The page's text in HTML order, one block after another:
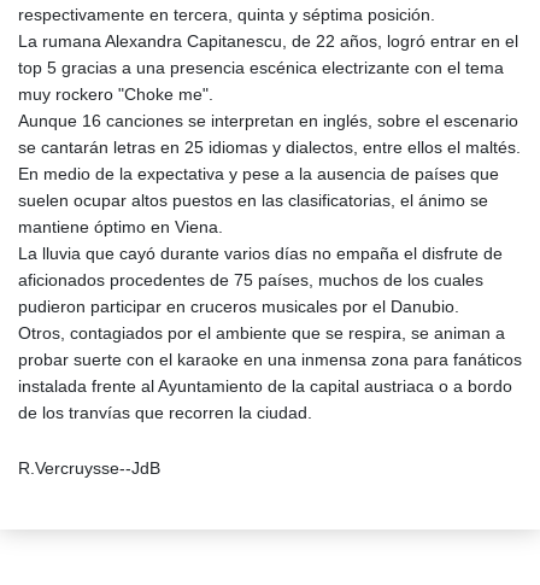
respectivamente en tercera, quinta y séptima posición.
La rumana Alexandra Capitanescu, de 22 años, logró entrar en el
top 5 gracias a una presencia escénica electrizante con el tema
muy rockero "Choke me".
Aunque 16 canciones se interpretan en inglés, sobre el escenario
se cantarán letras en 25 idiomas y dialectos, entre ellos el maltés.
En medio de la expectativa y pese a la ausencia de países que
suelen ocupar altos puestos en las clasificatorias, el ánimo se
mantiene óptimo en Viena.
La lluvia que cayó durante varios días no empaña el disfrute de
aficionados procedentes de 75 países, muchos de los cuales
pudieron participar en cruceros musicales por el Danubio.
Otros, contagiados por el ambiente que se respira, se animan a
probar suerte con el karaoke en una inmensa zona para fanáticos
instalada frente al Ayuntamiento de la capital austriaca o a bordo
de los tranvías que recorren la ciudad.
R.Vercruysse--JdB